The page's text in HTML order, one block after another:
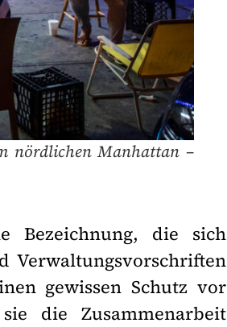
nördlichen Manhattan –
Bezeichnung, die sich
Verwaltungsvorschriften
gewissen Schutz vor
die Zusammenarbeit